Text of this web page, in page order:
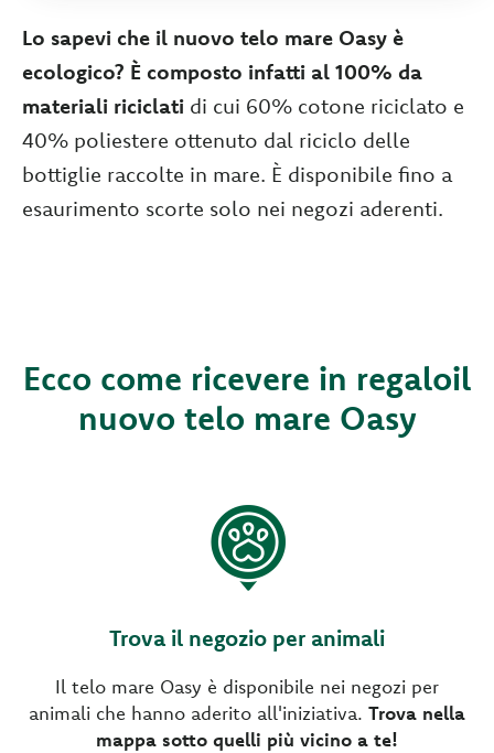
Lo sapevi che il nuovo telo mare Oasy è
ecologico? È composto infatti al 100% da
materiali riciclati di cui 60% cotone riciclato e
40% poliestere ottenuto dal riciclo delle
bottiglie raccolte in mare. È disponibile fino a
esaurimento scorte solo nei negozi aderenti.
Ecco come ricevere in regaloil
nuovo telo mare Oasy
Trova il negozio per animali
Il telo mare Oasy è disponibile nei negozi per
animali che hanno aderito all'iniziativa. Trova nella
mappa sotto quelli più vicino a te!